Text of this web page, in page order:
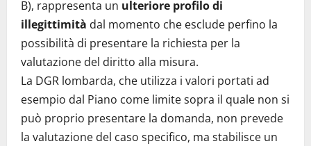
B), rappresenta un ulteriore profilo di
illegittimità dal momento che esclude perfino la
possibilità di presentare la richiesta per la
valutazione del diritto alla misura.
La DGR lombarda, che utilizza i valori portati ad
esempio dal Piano come limite sopra il quale non si
può proprio presentare la domanda, non prevede
la valutazione del caso specifico, ma stabilisce un